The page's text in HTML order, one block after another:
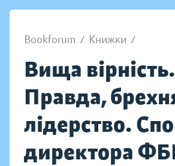
Bookforum / Книжки /
Вища вірність.
Правда,
лідерство.
директора